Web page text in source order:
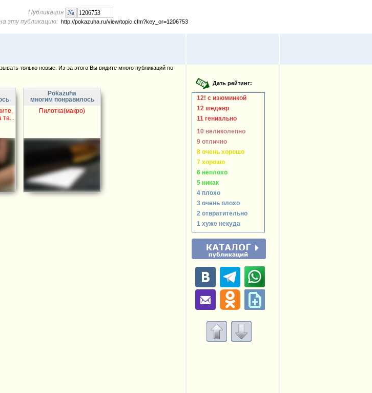
Публикация
эту публикацию: http://pokazuha.ru/view/topic.cfm?key_or=1206753
только новые. Из-за этого Вы видите много публикаций по
та...
Pokazuha
многим понравилось
Пилотка(макро)
12! с изюминкой
12 шедевр
11 гениально
10 великолепно
9 отлично
8 очень хорошо
7 хорошо
6 неплохо
5 никак
4 плохо
3 очень плохо
2 отвратительно
1 хуже некуда